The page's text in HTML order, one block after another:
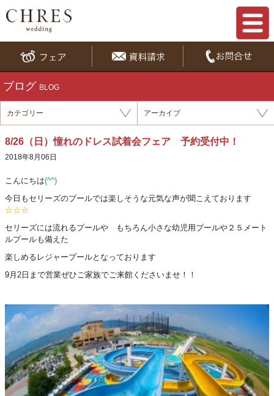
ブログ BLOG
カテゴリー アーカイブ
8/26（日）憧れのドレス試着会フェア 予約受付中！
2018年8月06日
こんにちは(^^)
今日もセリーズのプールでは楽しそうな元気な声が聞こえております
☆☆☆
セリーズには流れるプールや もちろん小さな幼児用プールや２５メート
ルプールも備えた
楽しめるレジャープールとなっております
9月2日まで営業ぜひご家族でご来館くださいませ！！